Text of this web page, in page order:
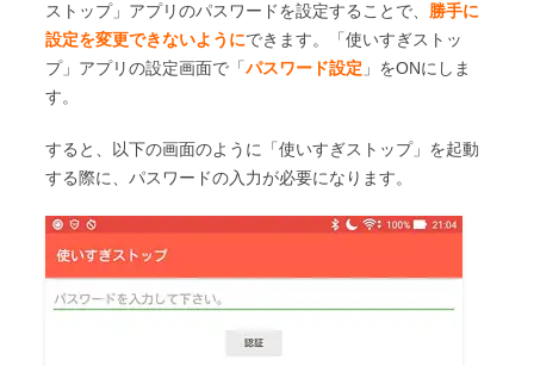
ストップ」アプリのパスワードを設定することで、 勝手に
設定を変更できないようにできます。「使いすぎストッ
プ」アプリの設定画面で「パスワード設定 」をONにしま
す。
すると、以下の画面のように「使いすぎストップ」を起動
する際に、パスワードの入力が必要になります。